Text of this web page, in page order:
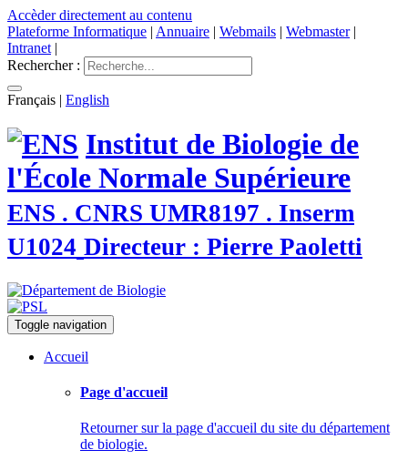
Accèder directement au contenu
Plateforme Informatique | Annuaire | Webmails | Webmaster|
Intranet |
Rechercher :
Français | English
Institut de Biologie de
l'École Normale Supérieure
ENS . CNRS UMR8197 . Inserm
U1024 Directeur : Pierre Paoletti
Toggle navigation
Accueil
Page d'accueil
Retourner sur la page d'accueil du site du département
de biologie.